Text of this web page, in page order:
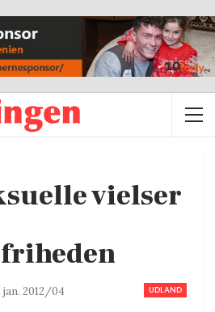
vielser
UDLAND
jan. 2012/04